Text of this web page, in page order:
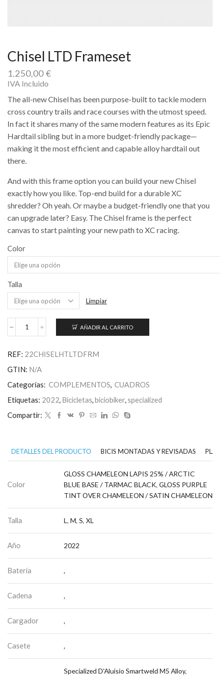
Chisel LTD Frameset
1.250,00€
IVA Incluido
The all-new Chisel has been purpose-built to tackle modern
cross country trails and race courses with the utmost speed.
In fact it shares many of the same modern features as its Epic
Hardtail sibling but in a more budget-friendly package—
making it the most efficient and capable alloy hardtail out
there.
And with this frame option you can build your new Chisel
exactly how you like. Top-end build for a durable XC
shredder? Oh yeah. Or maybe a budget-friendly one that you
can upgrade later? Easy. The Chisel frame is the perfect
canvas to start painting your new path to XC racing.
Color
Talla
Limpiar
Chisel
cantidad
AÑADIR AL CARRITO
REF: 22CHISELHTLTDFRM
GTIN: N/A
Categorías: COMPLEMENTOS, CUADROS
Etiquetas: 2022, Bicicletas,biciobiker,specialized
Compartir:
DETALLES DEL PRODUCTO BICIS MONTADAS Y REVISADAS
Color
GLOSS CHAMELEON LAPIS 25% / ARCTIC
BLUE BASE / TARMAC BLACK, GLOSS PURPLE
TINT OVER CHAMELEON / SATIN CHAMELEON
Talla L, M, S, XL
Año 2022
Batería ,
Cadena ,
Cargador ,
Casete ,
Specialized D'Aluisio Smartweld M5 Alloy,